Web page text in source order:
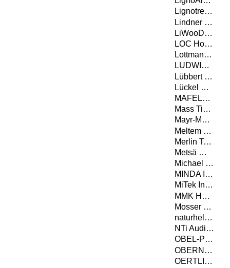
Lignotrend Produktions GmbH
Lindner Gipsfaser- und Trockenbauprodukte GmbH
LiWooD Management AG
LOC Holz GmbH
Lottmann Fensterbänke GmbH
LUDWIG SYSTEM GMBH & CO KG
Lübbert Warenhandel GmbH
Lückel & Partner
MAFELL AG
Mass Timber Solutions GmbH
Mayr-Melnhof Holz Holding AG
Meltem GmbH
Merlin Technology GmbH
Metsä Wood
Michael Weinig Aktiengesellschaft
MINDA Industrieanlagen GmbH
MiTek Industries GmbH
MMK Holz Beton-Fertigteile GmbH
Mosser Leimholz Gesellschaft m. b. H.
naturheld GmbH & Co. KG
NTi Audio AG
OBEL-P AUTOMATION A/S
OBERNDORFER Hybrid Systems GmbH
OERTLI Werkzeuge AG